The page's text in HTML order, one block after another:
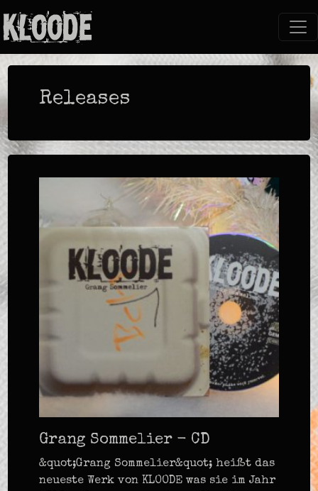
Releases
Grang Sommelier - CD
&quot;Grang Sommelier&quot; heißt das
neueste Werk von KLOODE was sie im Jahr